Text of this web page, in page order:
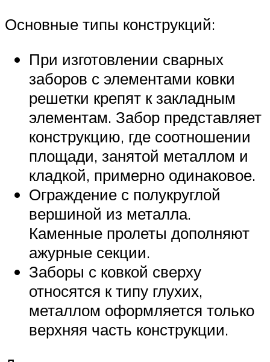
Основные типы конструкций:
При изготовлении сварных
заборов с элементами ковки
решетки крепят к закладным
элементам. Забор представляет
конструкцию, где соотношении
площади, занятой металлом и
кладкой, примерно одинаковое.
Ограждение с полукруглой
вершиной из металла.
Каменные пролеты дополняют
ажурные секции.
Заборы с ковкой сверху
относятся к типу глухих,
металлом оформляется только
верхняя часть конструкции.